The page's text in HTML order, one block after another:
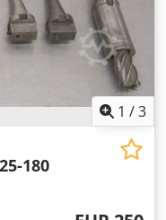
1 /3
180